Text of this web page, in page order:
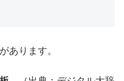
あります。